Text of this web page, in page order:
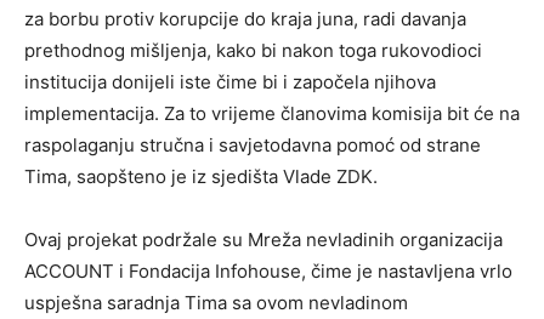
za borbu protiv korupcije do kraja juna, radi davanja
prethodnog mišljenja, kako bi nakon toga rukovodioci
institucija donijeli iste čime bi i započela njihova
implementacija. Za to vrijeme članovima komisija bit će na
raspolaganju stručna i savjetodavna pomoć od strane
Tima, saopšteno je iz sjedišta Vlade ZDK.
Ovaj projekat podržale su Mreža nevladinih organizacija
ACCOUNT i Fondacija Infohouse, čime je nastavljena vrlo
uspješna saradnja Tima sa ovom nevladinom